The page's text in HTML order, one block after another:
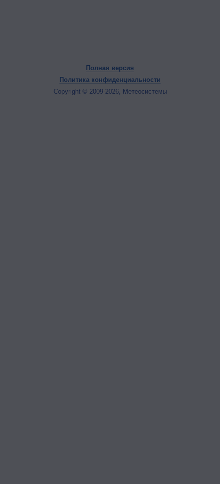
Полная версия
Политика конфиденциальности
Copyright © 2009-2026, Метеосистемы